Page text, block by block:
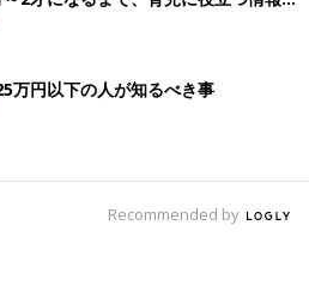
万円以下の人が知るべき事
Recommended by